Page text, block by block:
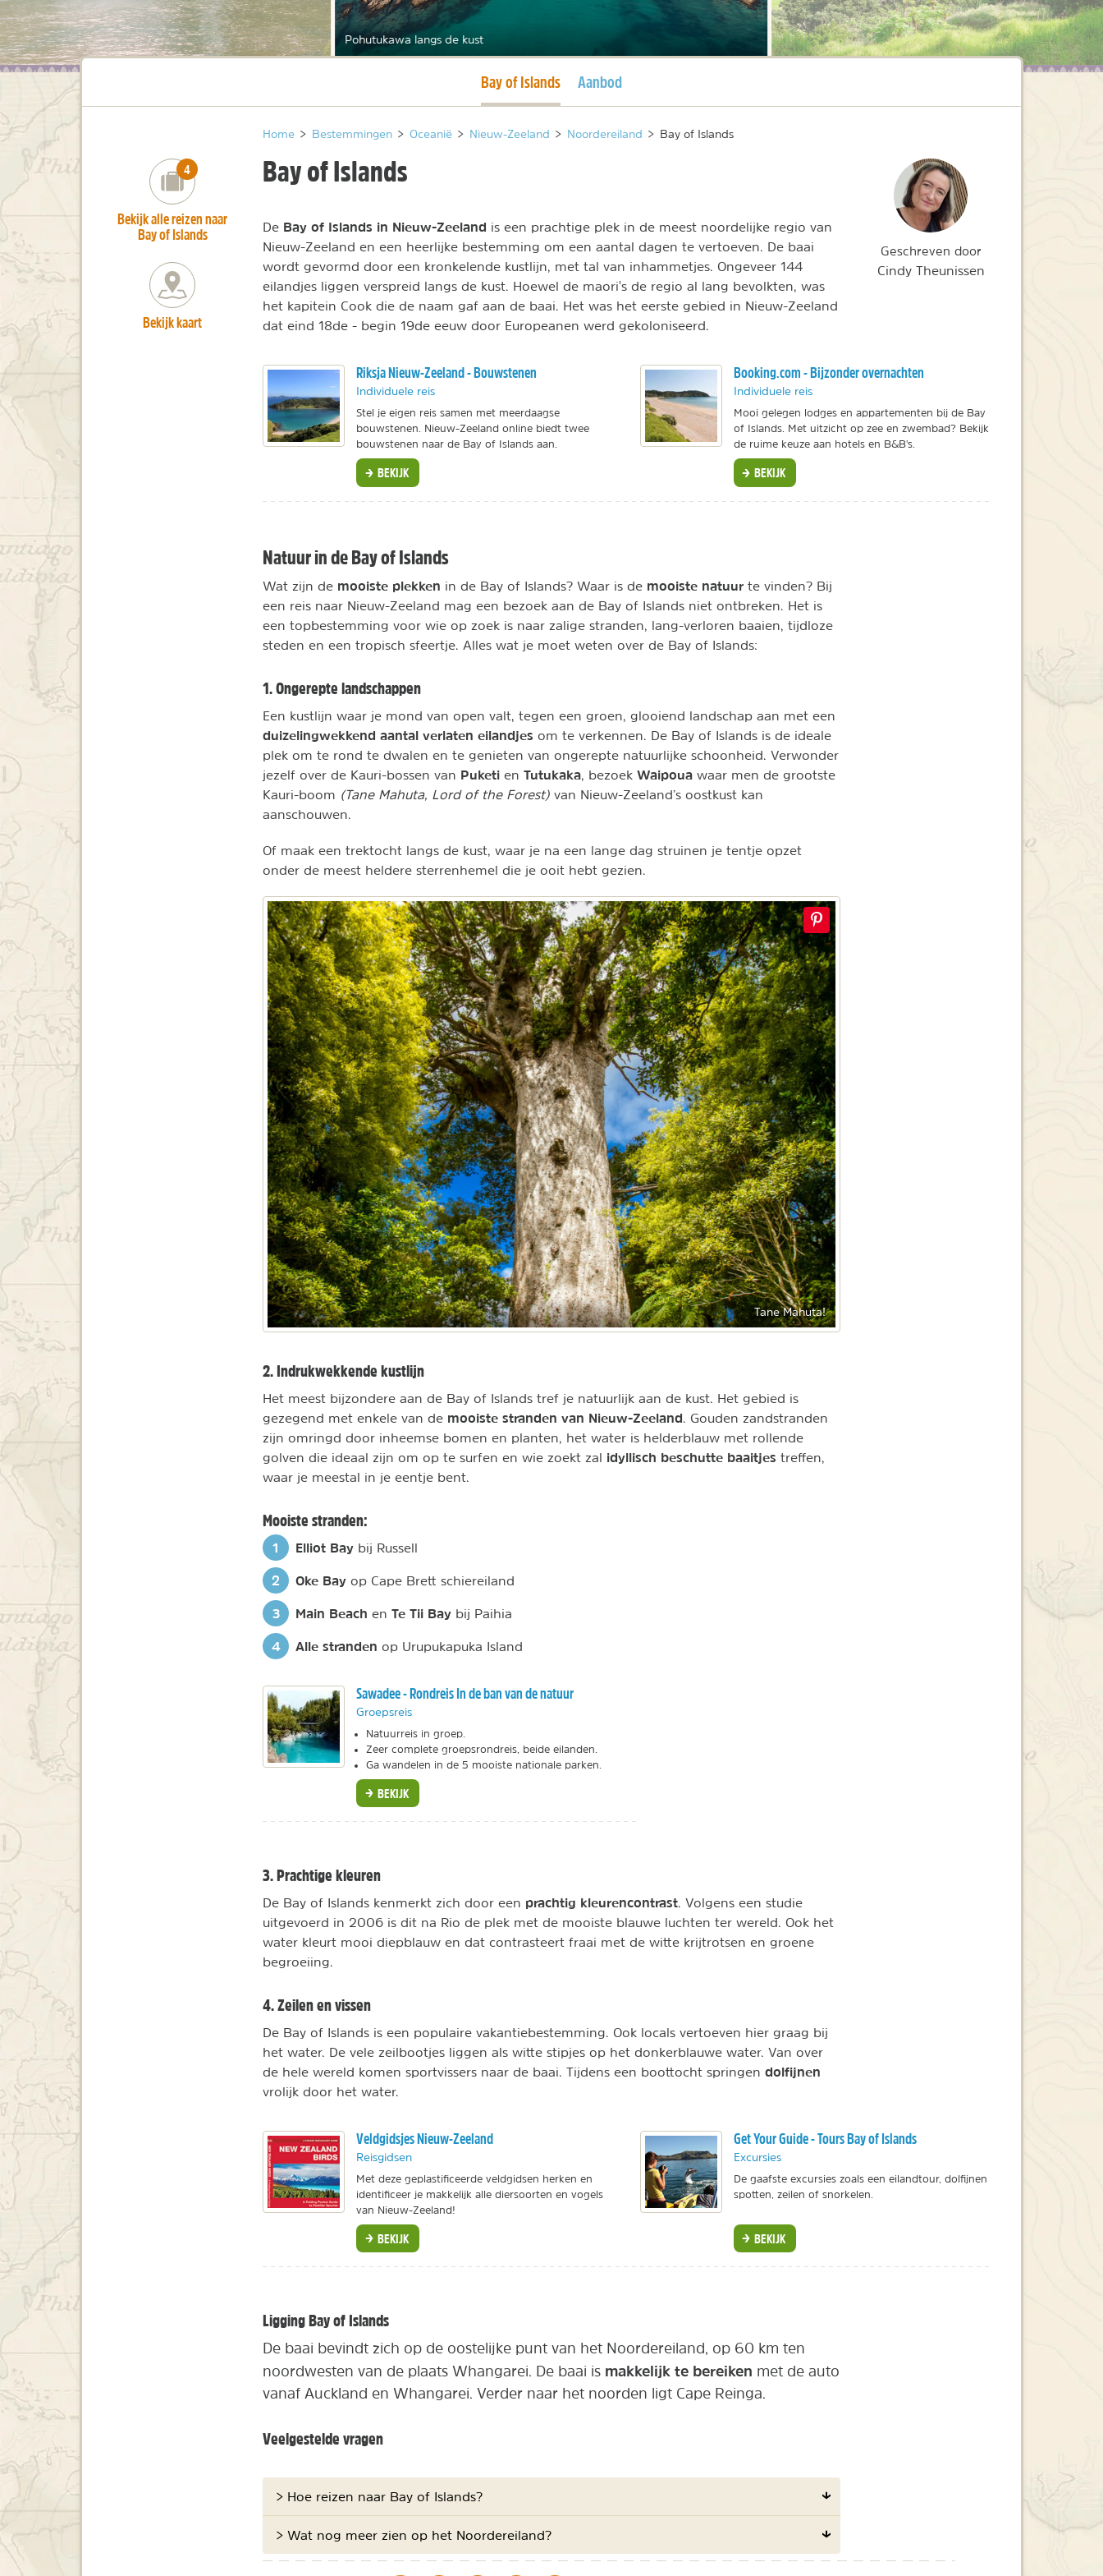
Pohutukawa langs de kust
Huidige pagina
Bay of Islands Aanbod
Home > Bestemmingen > Oceanië > Nieuw-Zeeland > Noordereiland > Bay of Islands
Bay of Islands
De Bay of Islands in Nieuw-Zeeland is een prachtige plek in de meest noordelijke regio van
Nieuw-Zeeland en een heerlijke bestemming om een aantal dagen te vertoeven. De baai
wordt gevormd door een kronkelende kustlijn, met tal van inhammetjes. Ongeveer 144
eilandjes liggen verspreid langs de kust. Hoewel de maori's de regio al lang bevolkten, was
het kapitein Cook die de naam gaf aan de baai. Het was het eerste gebied in Nieuw-Zeeland
dat eind 18de - begin 19de eeuw door Europeanen werd gekoloniseerd.
Riksja Nieuw-Zeeland - Bouwstenen
Individuele reis
Stel je eigen reis samen met meerdaagse
bouwstenen. Nieuw-Zeeland online biedt twee
bouwstenen naar de Bay of Islands aan.
BEKIJK
Booking.com - Bijzonder overnachten
Individuele reis
Mooi gelegen lodges en appartementen bij de Bay
of Islands. Met uitzicht op zee en zwembad? Bekijk
de ruime keuze aan hotels en B&B's.
BEKIJK
Natuur in de Bay of Islands
Wat zijn de mooiste plekken in de Bay of Islands? Waar is de mooiste natuur te vinden? Bij
een reis naar Nieuw-Zeeland mag een bezoek aan de Bay of Islands niet ontbreken. Het is
een topbestemming voor wie op zoek is naar zalige stranden, lang-verloren baaien, tijdloze
steden en een tropisch sfeertje. Alles wat je moet weten over de Bay of Islands:
1. Ongerepte landschappen
Een kustlijn waar je mond van open valt, tegen een groen, glooiend landschap aan met een
duizelingwekkend aantal verlaten eilandjes om te verkennen. De Bay of Islands is de ideale
plek om te rond te dwalen en te genieten van ongerepte natuurlijke schoonheid. Verwonder
jezelf over de Kauri-bossen van Puketi en Tutukaka , bezoek Waipoua waar men de grootste
Kauri-boom (Tane Mahuta, Lord of the Forest) van Nieuw-Zeeland’s oostkust kan
aanschouwen.
Of maak een trektocht langs de kust, waar je na een lange dag struinen je tentje opzet
onder de meest heldere sterrenhemel die je ooit hebt gezien.
Tane Mahuta!
2. Indrukwekkende kustlijn
Het meest bijzondere aan de Bay of Islands tref je natuurlijk aan de kust. Het gebied is
gezegend met enkele van de mooiste stranden van Nieuw-Zeeland . Gouden zandstranden
zijn omringd door inheemse bomen en planten, het water is helderblauw met rollende
golven die ideaal zijn om op te surfen en wie zoekt zal idyllisch beschutte baaitjes treffen,
waar je meestal in je eentje bent.
Mooiste stranden:
Elliot Bay bij Russell
Oke Bay op Cape Brett schiereiland
Main Beach en Te Tii Bay bij Paihia
Alle stranden op Urupukapuka Island
Sawadee - Rondreis In de ban van de natuur
Groepsreis
Natuurreis in groep.
Zeer complete groepsrondreis, beide eilanden.
Ga wandelen in de 5 mooiste nationale parken.
BEKIJK
3. Prachtige kleuren
De Bay of Islands kenmerkt zich door een prachtig kleurencontrast . Volgens een studie
uitgevoerd in 2006 is dit na Rio de plek met de mooiste blauwe luchten ter wereld. Ook het
water kleurt mooi diepblauw en dat contrasteert fraai met de witte krijtrotsen en groene
begroeiing.
4. Zeilen en vissen
De Bay of Islands is een populaire vakantiebestemming. Ook locals vertoeven hier graag bij
het water. De vele zeilbootjes liggen als witte stipjes op het donkerblauwe water. Van over
de hele wereld komen sportvissers naar de baai. Tijdens een boottocht springen dolfijnen
vrolijk door het water.
Veldgidsjes Nieuw-Zeeland
Reisgidsen
Met deze geplastificeerde veldgidsen herken en
identificeer je makkelijk alle diersoorten en vogels
van Nieuw-Zeeland!
BEKIJK
Get Your Guide - Tours Bay of Islands
Excursies
De gaafste excursies zoals een eilandtour, dolfijnen
spotten, zeilen of snorkelen.
BEKIJK
Ligging Bay of Islands
De baai bevindt zich op de oostelijke punt van het Noordereiland, op 60 km ten
noordwesten van de plaats Whangarei. De baai is makkelijk te bereiken met de auto
vanaf Auckland en Whangarei. Verder naar het noorden ligt Cape Reinga.
Veelgestelde vragen
> Hoe reizen naar Bay of Islands?
> Wat nog meer zien op het Noordereiland?
number_of_trips:
4
Bekijk alle reizen naar
Bay of Islands
Bekijk kaart
Geschreven door
Cindy Theunissen